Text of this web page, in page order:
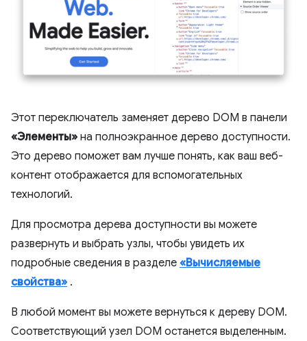
Этот переключатель заменяет дерево DOM в панели
«Элементы» на полноэкранное дерево доступности.
Это дерево поможет вам лучше понять, как ваш веб-
контент отображается для вспомогательных
технологий.
Для просмотра дерева доступности вы можете
развернуть и выбрать узлы, чтобы увидеть их
подробные сведения в разделе «Вычисляемые
свойства» .
В любой момент вы можете вернуться к дереву DOM.
Соответствующий узел DOM останется выделенным.